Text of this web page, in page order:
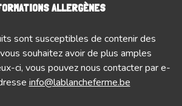
ALLERGÈNES
sont susceptibles de contenir des
souhaitez avoir de plus amples
ci, vous pouvez nous contacter par e-
info@lablancheferme.be